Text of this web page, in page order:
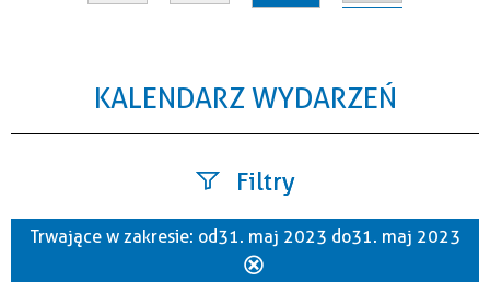
KALENDARZ WYDARZEŃ
Filtry
Szukana fraza
Trwające w zakresie: od 31. maj 2023 do 31. maj 2023